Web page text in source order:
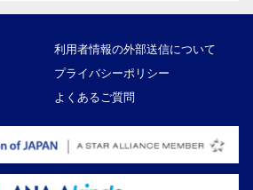
利用者情報の外部送信について
プライバシーポリシー
よくあるご質問